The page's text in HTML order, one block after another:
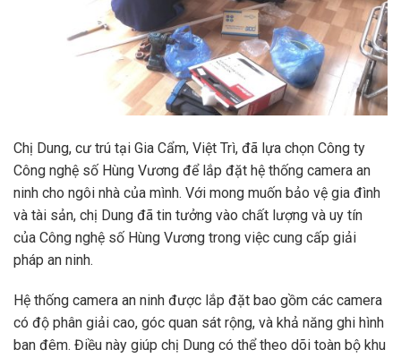
Chị Dung, cư trú tại Gia Cẩm, Việt Trì, đã lựa chọn Công ty
Công nghệ số Hùng Vương để lắp đặt hệ thống camera an
ninh cho ngôi nhà của mình. Với mong muốn bảo vệ gia đình
và tài sản, chị Dung đã tin tưởng vào chất lượng và uy tín
của Công nghệ số Hùng Vương trong việc cung cấp giải
pháp an ninh.
Hệ thống camera an ninh được lắp đặt bao gồm các camera
có độ phân giải cao, góc quan sát rộng, và khả năng ghi hình
ban đêm. Điều này giúp chị Dung có thể theo dõi toàn bộ khu